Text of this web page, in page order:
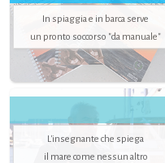
In spiaggia e in barca serve
un pronto soccorso "da manuale"
L'insegnante che spiega
il mare come nessun altro